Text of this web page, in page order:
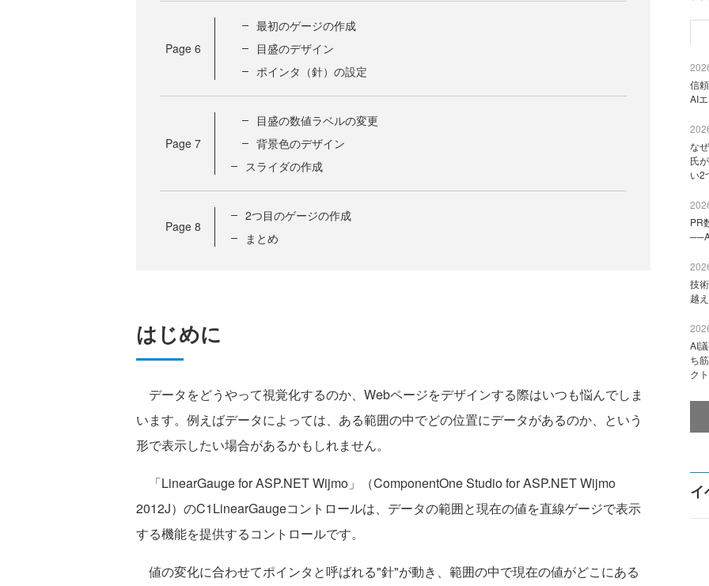
Page 6
最初のゲージの作成
目盛のデザイン
ポインタ（針）の設定
Page 7
目盛の数値ラベルの変更
背景色のデザイン
スライダの作成
Page 8
2つ目のゲージの作成
まとめ
はじめに
データをどうやって視覚化するのか、Webページをデザインする際はいつも悩んでしま
います。例えばデータによっては、ある範囲の中でどの位置にデータがあるのか、という
形で表示したい場合があるかもしれません。
「LinearGauge for ASP.NET Wijmo」（ComponentOne Studio for ASP.NET Wijmo
2012J）のC1LinearGaugeコントロールは、データの範囲と現在の値を直線ゲージで表示
する機能を提供するコントロールです。
値の変化に合わせてポインタと呼ばれる"針"が動き、範囲の中で現在の値がどこにある
信
AI
な
氏
い2
PR
技
越
AI
ち
ク
イ